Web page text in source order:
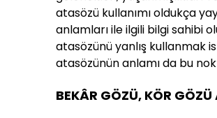
atasözü kullanımı oldukça
anlamları ile ilgili bilgi sahibi
atasözünü yanlış kullanmak
atasözünün anlamı da bu
BEKÂR GÖZÜ, KÖR